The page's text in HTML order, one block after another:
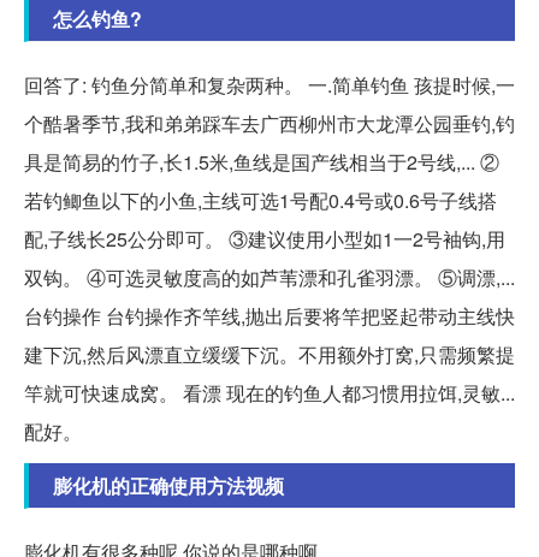
怎么钓鱼?
回答了: 钓鱼分简单和复杂两种。 一.简单钓鱼 孩提时候,一
个酷暑季节,我和弟弟踩车去广西柳州市大龙潭公园垂钓,钓
具是简易的竹子,长1.5米,鱼线是国产线相当于2号线,... ②
若钓鲫鱼以下的小鱼,主线可选1号配0.4号或0.6号子线搭
配,子线长25公分即可。 ③建议使用小型如1一2号袖钩,用
双钩。 ④可选灵敏度高的如芦苇漂和孔雀羽漂。 ⑤调漂,...
台钓操作 台钓操作齐竿线,抛出后要将竿把竖起带动主线快
建下沉,然后风漂直立缓缓下沉。不用额外打窝,只需频繁提
竿就可快速成窝。 看漂 现在的钓鱼人都习惯用拉饵,灵敏...
配好。
膨化机的正确使用方法视频